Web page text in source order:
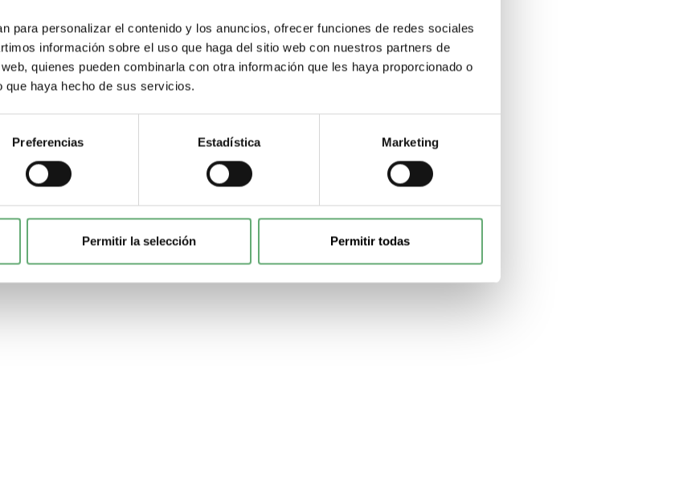
para personalizar el contenido y los anuncios, ofrecer funciones de redes sociales
información sobre el uso que haga del sitio web con nuestros partners de
quienes pueden combinarla con otra información que les haya proporcionado o
que haya hecho de sus servicios.
Preferencias Estadística Marketing
Permitir la selección Permitir todas